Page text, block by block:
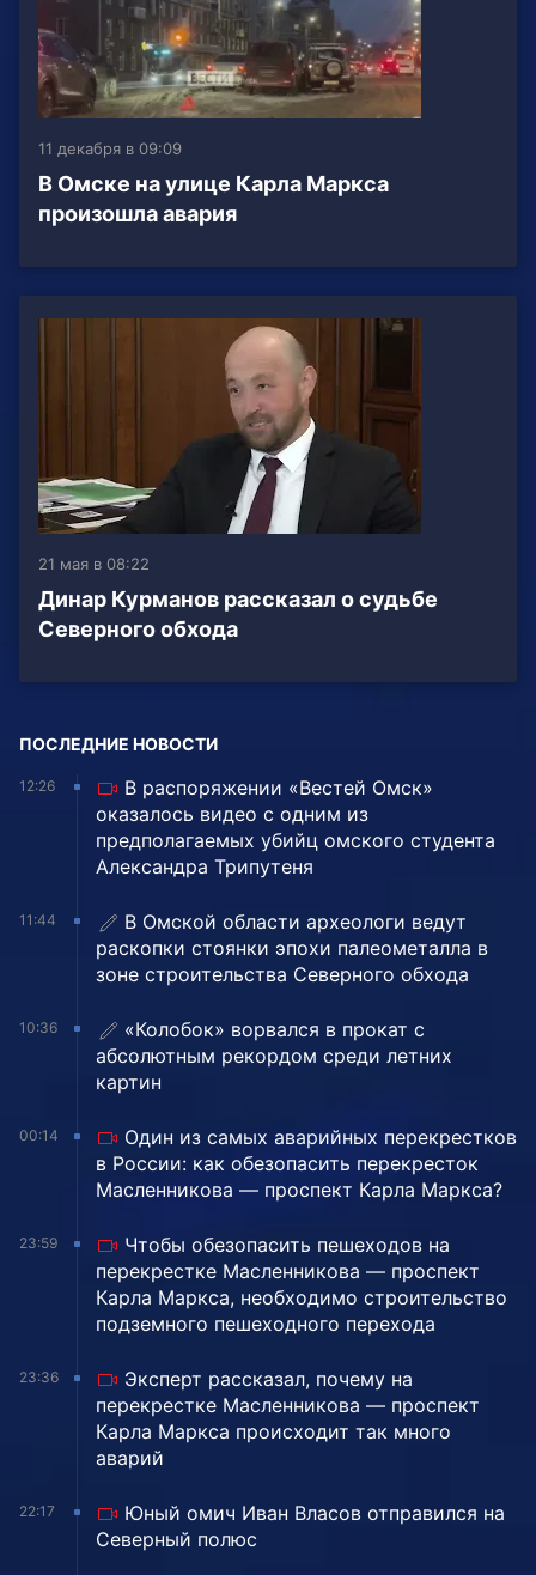
11 декабря в 09:09
В Омске на улице Карла Маркса
произошла авария
21 мая в 08:22
Динар Курманов рассказал о судьбе
Северного обхода
ПОСЛЕДНИЕ НОВОСТИ
12:26
В распоряжении «Вестей Омск»
оказалось видео с одним из
предполагаемых убийц омского студента
Александра Трипутеня
11:44
В Омской области археологи ведут
раскопки стоянки эпохи палеометалла в
зоне строительства Северного обхода
10:36
«Колобок» ворвался в прокат с
абсолютным рекордом среди летних
картин
00:14
Один из самых аварийных перекрестков
в России: как обезопасить перекресток
Масленникова — проспект Карла Маркса?
23:59
Чтобы обезопасить пешеходов на
перекрестке Масленникова — проспект
Карла Маркса, необходимо строительство
подземного пешеходного перехода
23:36
Эксперт рассказал, почему на
перекрестке Масленникова — проспект
Карла Маркса происходит так много
аварий
22:17
Юный омич Иван Власов отправился на
Северный полюс